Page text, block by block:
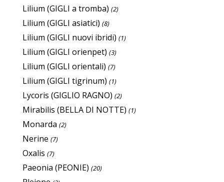
Lilium (GIGLI a tromba) (2)
Lilium (GIGLI asiatici) (8)
Lilium (GIGLI nuovi ibridi) (1)
Lilium (GIGLI orienpet) (3)
Lilium (GIGLI orientali) (7)
Lilium (GIGLI tigrinum) (1)
Lycoris (GIGLIO RAGNO) (2)
Mirabilis (BELLA DI NOTTE) (1)
Monarda (2)
Nerine (7)
Oxalis (7)
Paeonia (PEONIE) (20)